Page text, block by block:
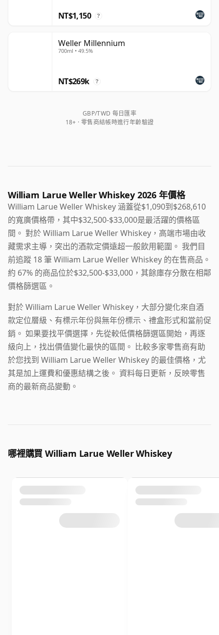
NT$1,150 ?
Weller Millennium
700ml • 49.5%
NT$269k ?
GBP/TWD 每日匯率
18+ · 零售商結帳時進行年齡驗證
William Larue Weller Whiskey 2026 年價格
William Larue Weller Whiskey 涵蓋從$1,090到$268,610
的寬廣價格帶，其中$32,500-$33,000是最活躍的價格區
間。 對於 William Larue Weller Whiskey，高端市場由收
藏需求主導，突出的酒款定價遠超一般飲用範圍。 我們目
前追蹤 18 筆 William Larue Weller Whiskey 的在售商品。
約 67% 的商品位於$32,500-$33,000，其餘庫存分散在相鄰
價格篩選區。
對於 William Larue Weller Whiskey，大部分變化來自酒
款定位層級、有標示年份與無年份標示、禮盒形式和當前促
銷。 如果要找平價選擇，先從較低價格篩選區開始，再逐
級向上，找出價值變化最快的區間。 比較多家零售商有助
於您找到 William Larue Weller Whiskey 的最佳價格，尤
其是加上運費和優惠結構之後。 資料每日更新，反映零售
商的最新商品變動。
哪裡購買 William Larue Weller Whiskey